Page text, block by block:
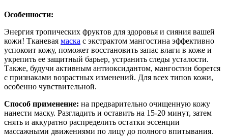
Особенности:
Энергия тропических фруктов для здоровья и сияния вашей
кожи! Тканевая маска с экстрактом мангостина эффективно
успокоит кожу, поможет восстановить запас влаги в коже и
укрепить ее защитный барьер, устранить следы усталости.
Также, будучи активным антиоксидантом, мангостин борется
с признаками возрастных изменений. Для всех типов кожи,
особенно чувствительной.
Способ применение: на предварительно очищенную кожу
нанести маску. Разгладить и оставить на 15-20 минут, затем
снять и аккуратно распределить остатки эссенции
массажными движениями по лицу до полного впитывания.